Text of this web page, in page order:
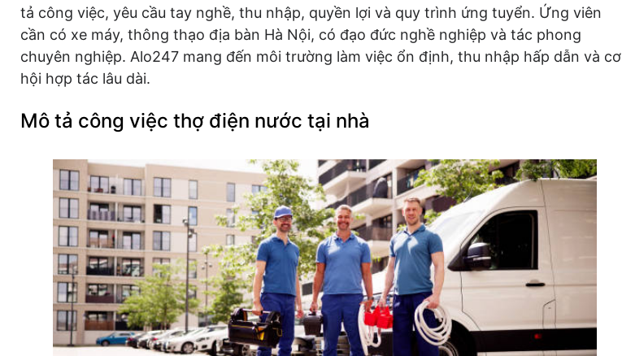
tả công việc, yêu cầu tay nghề, thu nhập, quyền lợi và quy trình ứng tuyển. Ứng viên
cần có xe máy, thông thạo địa bàn Hà Nội, có đạo đức nghề nghiệp và tác phong
chuyên nghiệp. Alo247 mang đến môi trường làm việc ổn định, thu nhập hấp dẫn và cơ
hội hợp tác lâu dài.
Mô tả công việc thợ điện nước tại nhà